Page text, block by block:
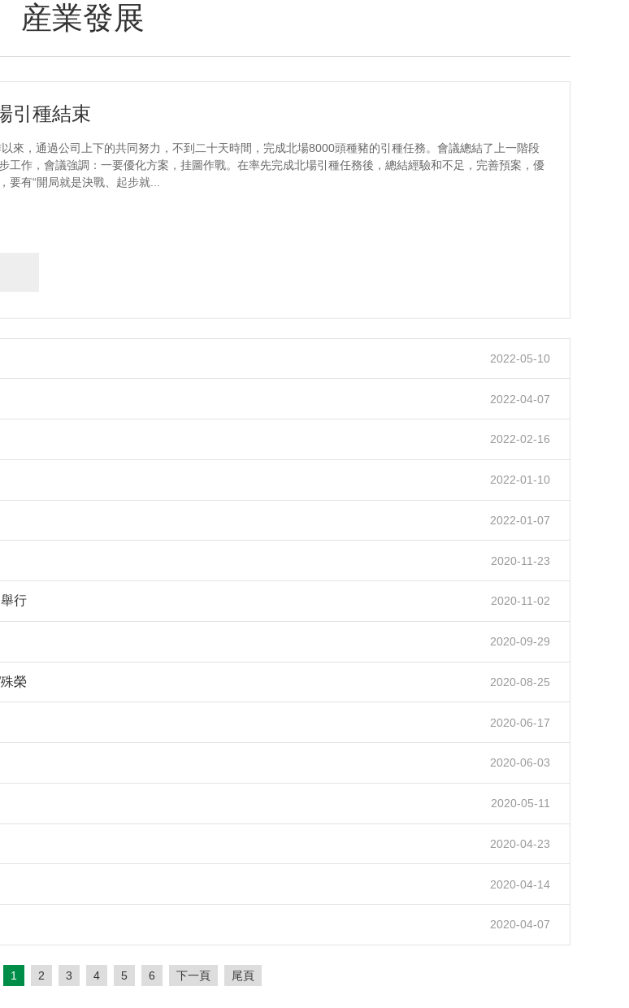
産業發展
引種結束
，通過公司上下的共同努力，不到二十天時間，完成北場8000頭種豬的引種任務。會議總結了上一階段
工作，會議強調：一要優化方案，挂圖作戰。在率先完成北場引種任務後，總結經驗和不足，完善預案，優
要有“開局就是決戰、起步就...
2022-05-10
2022-04-07
2022-02-16
2022-01-10
2022-01-07
2020-11-23
2020-11-02
行
2020-09-29
2020-08-25
榮
2020-06-17
2020-06-03
2020-05-11
2020-04-23
2020-04-14
2020-04-07
1 2 3 4 5 6 下一頁 尾頁